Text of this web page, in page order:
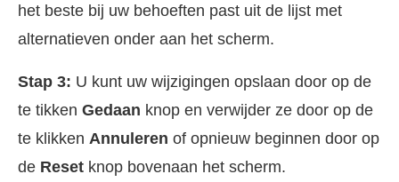
het beste bij uw behoeften past uit de lijst met
alternatieven onder aan het scherm.
Stap 3: U kunt uw wijzigingen opslaan door op de
te tikken Gedaan knop en verwijder ze door op de
te klikken Annuleren of opnieuw beginnen door op
de Reset knop bovenaan het scherm.